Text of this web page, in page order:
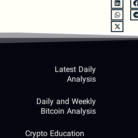
Latest Daily
Analysis
Daily and Weekly
Bitcoin Analysis
Crypto Education